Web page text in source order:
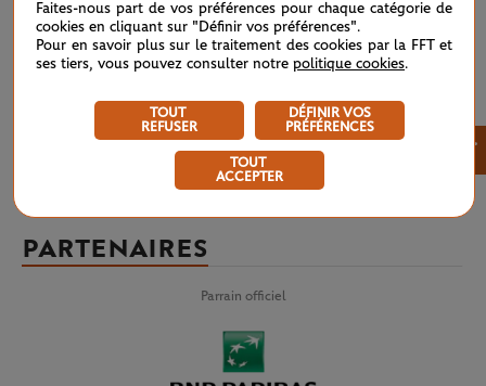
PARTENAIRES
Parrain officiel
Faites-nous part de vos préférences pour chaque catégorie de
cookies en cliquant sur "Définir vos préférences".
Pour en savoir plus sur le traitement des cookies par la FFT et
ses tiers, vous pouvez consulter notre politique cookies.
TOUT
REFUSER
DÉFINIR VOS
PRÉFÉRENCES
TOUT
ACCEPTER